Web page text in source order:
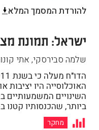
להורדת המסמך המלא
ישראל: תמונת מצב
שלמה סבירסקי, אתי
האוכלוסייה היו יציבות
השינויים המשמעותיים
ביותר, שהכנסותיו קטנו ב-
מחקר